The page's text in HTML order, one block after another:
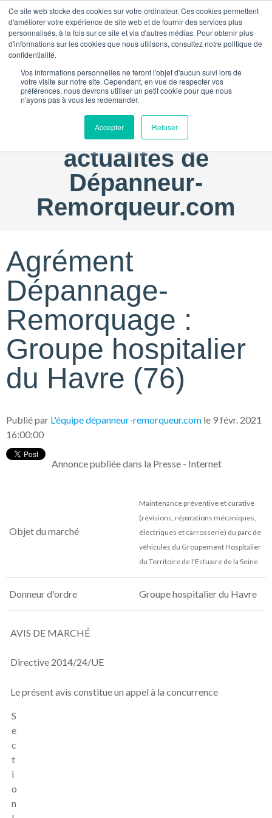
Ce site web stocke des cookies sur votre ordinateur. Ces cookies permettent
d'améliorer votre expérience de site web et de fournir des services plus
personnalisés, à la fois sur ce site et via d'autres médias. Pour obtenir plus
d'informations sur les cookies que nous utilisons, consultez notre politique de
confidentialité.
Vos informations personnelles ne feront l'objet d'aucun suivi lors de
votre visite sur notre site. Cependant, en vue de respecter vos
préférences, nous devrons utiliser un petit cookie pour que nous
n'ayons pas à vous les redemander.
Accepter Refuser
Bienvenue dans les
actualités de
Dépanneur-
Remorqueur.com
Agrément
Dépannage-
Remorquage :
Groupe hospitalier
du Havre (76)
Publié par L'équipe dépanneur-remorqueur.com le 9 févr. 2021
16:00:00
Annonce publiée dans la Presse - Internet
Objet du marché
Maintenance préventive et curative
(révisions, réparations mécaniques,
électriques et carrosserie) du parc de
véhicules du Groupement Hospitalier
du Territoire de l'Estuaire de la Seine
Donneur d'ordre Groupe hospitalier du Havre
AVIS DE MARCHÉ
Directive 2014/24/UE
Le présent avis constitue un appel à la concurrence
S
e
c
t
i
o
n